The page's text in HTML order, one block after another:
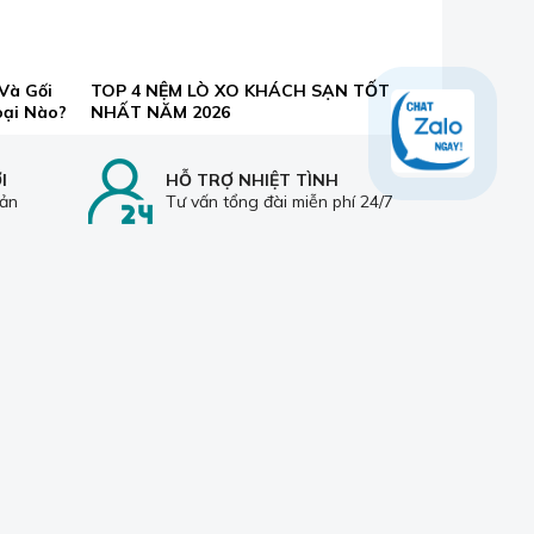
tấm đệm thông thường thì nó sẽ tạo ra cho bề
Gối
Nào?
TOP 4 NỆM LÒ XO KHÁCH SẠN TỐT
NHẤT NĂM 2026
HỖ TRỢ NHIỆT TÌNH
Tư vấn tổng đài miễn phí 24/7